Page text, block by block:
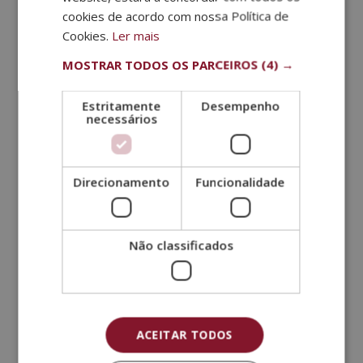
em função do produto final. Mesmo assim, há certos
passos essenciais para obter esta bebida. Abaixo, irá
elaboração do vinho.
Colheita das uvas
Uma das partes mais conhecidas do
processo é a
vindima das uvas
. O início da colheita é
determinado pela maturação do fruto, pois é assim
importante conhecer o nível de açúcar das uvas,
visto que isto determinará a fermentação e a
quantidade de álcool no vinho.
Adega e desengace
Ao transferir a fruta para a adega correspondente, é
. Se os requisitos e diretrizes
estabelecidas não forem mantidos, as uvas poderão
começar a fermentar prematuramente. Quando são
cookies de acordo com nossa Política de
Cookies. Ler mais
MOSTRAR TODOS OS PARCEIROS (4) →
Estritamente
necessários
Desempenho
Direcionamento Funcionalidade
Não classificados
ACEITAR TODOS